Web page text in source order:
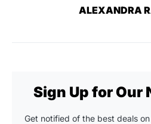
ALEXANDRA
Sign Up for Our
Get notified of the best deals